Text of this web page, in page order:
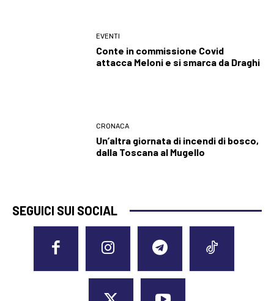
EVENTI
Conte in commissione Covid
attacca Meloni e si smarca da Draghi
CRONACA
Un’altra giornata di incendi di bosco,
dalla Toscana al Mugello
SEGUICI SUI SOCIAL